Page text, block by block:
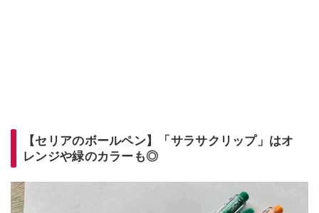
【セリアのボールペン】「サラサクリップ」はオ
レンジや緑のカラーも◎